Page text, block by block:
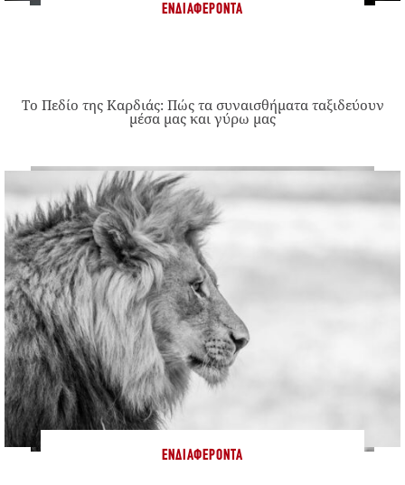
ΕΝΔΙΑΦΈΡΟΝΤΑ
Το Πεδίο της Καρδιάς: Πώς τα συναισθήματα ταξιδεύουν
μέσα μας και γύρω μας
ΕΝΔΙΑΦΈΡΟΝΤΑ